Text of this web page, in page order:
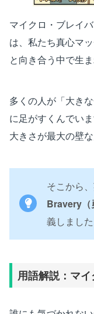
マイクロ・ブレイ
は、私たち真心マ
と向き合う中で生ま
多くの人が「大き
に足がすくんでい
大きさが最大の壁な
そこから
Bravery（
義しました
用語解説：マ